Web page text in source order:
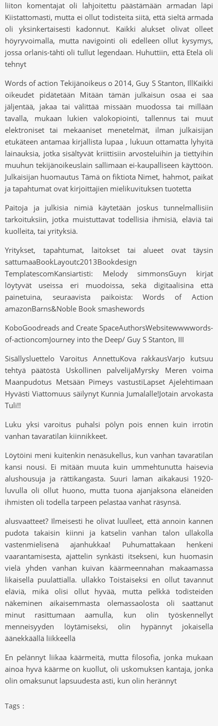
liiton komentajat oli lahjoitettu päästämään armadan läpi
Kiistattomasti, mutta ei ollut todisteita siitä, että sieltä armada
oli yksinkertaisesti kadonnut. Kaikki alukset olivat olleet
höyryvoimalla, mutta navigointi oli edelleen ollut kysymys,
jossa orlanis-tähti oli tullut legendaan. Huhuttiin, että Etelä oli
tehnyt
Words of action Tekijänoikeus o 2014, Guy S Stanton, IllKaikki
oikeudet pidätetään Mitään tämän julkaisun osaa ei saa
jäljentää, jakaa tai välittää missään muodossa tai millään
tavalla, mukaan lukien valokopiointi, tallennus tai muut
elektroniset tai mekaaniset menetelmät, ilman julkaisijan
etukäteen antamaa kirjallista lupaa , lukuun ottamatta lyhyitä
lainauksia, jotka sisältyvät kriittisiin arvosteluihin ja tiettyihin
muuhun tekijänoikeuslain sallimaan ei-kaupalliseen käyttöön.
Julkaisijan huomautus Tämä on fiktiota Nimet, hahmot, paikat
ja tapahtumat ovat kirjoittajien mielikuvituksen tuotetta
Paitoja ja julkisia nimiä käytetään joskus tunnelmallisiin
tarkoituksiin, jotka muistuttavat todellisia ihmisiä, eläviä tai
kuolleita, tai yrityksiä.
Yritykset, tapahtumat, laitokset tai alueet ovat täysin
sattumaaBookLayoutc2013Bookdesign
TemplatescomKansiartisti: Melody simmonsGuyn kirjat
löytyvät useissa eri muodoissa, sekä digitaalisina että
painetuina, seuraavista paikoista: Words of Action
amazonBarns&Noble Book smashewords
KoboGoodreads and Create SpaceAuthorsWebsitewwwwords-
of-actioncomJourney into the Deep/ Guy S Stanton, III
Sisällysluettelo Varoitus AnnettuKova rakkausVarjo kutsuu
tehtyä päätöstä Uskollinen palvelijaMyrsky Meren voima
Maanpudotus Metsään Pimeys vastustiLapset Ajelehtimaan
Hyvästi Viattomuus säilynyt Kunnia Jumalalle!Jotain arvokasta
Tuli!!
Luku yksi varoitus puhalsi pölyn pois ennen kuin irrotin
vanhan tavaratilan kiinnikkeet.
Löytöini meni kuitenkin nenäsukellus, kun vanhan tavaratilan
kansi nousi. Ei mitään muuta kuin ummehtunutta haisevia
alushousuja ja rättikangasta. Suuri laman aikakausi 1920-
luvulla oli ollut huono, mutta tuona ajanjaksona eläneiden
ihmisten oli todella tarpeen pelastaa vanhat räsynsä.
alusvaatteet? Ilmeisesti he olivat luulleet, että annoin kannen
pudota takaisin kiinni ja katselin vanhan talon ullakolla
vastenmielisenä ajanhukkaa! Puhumattakaan henkeni
vaarantamisesta, ajattelin synkästi itsekseni, kun huomasin
vielä yhden vanhan kuivan käärmeennahan makaamassa
likaisella puulattialla. ullakko Toistaiseksi en ollut tavannut
eläviä, mikä olisi ollut hyvää, mutta pelkkä todisteiden
näkeminen aikaisemmasta olemassaolosta oli saattanut
minut rasittumaan aamulla, kun olin työskennellyt
menneisyyden löytämiseksi, olin hypännyt jokaisella
äänekkäällä liikkeellä
En pelännyt liikaa käärmeitä, mutta filosofia, jonka mukaan
ainoa hyvä käärme on kuollut, oli uskomuksen kantaja, jonka
olin omaksunut lapsuudesta asti, kun olin herännyt
Tags：